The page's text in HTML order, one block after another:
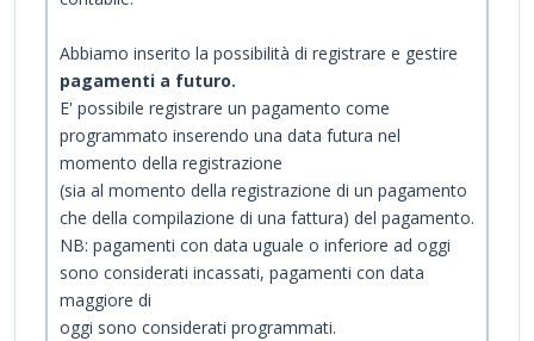
Abbiamo inserito la possibilità di registrare e gestire
pagamenti a futuro.
E' possibile registrare un pagamento come
programmato inserendo una data futura nel
momento della registrazione
(sia al momento della registrazione di un pagamento
che della compilazione di una fattura) del pagamento.
NB: pagamenti con data uguale o inferiore ad oggi
sono considerati incassati, pagamenti con data
maggiore di
oggi sono considerati programmati.